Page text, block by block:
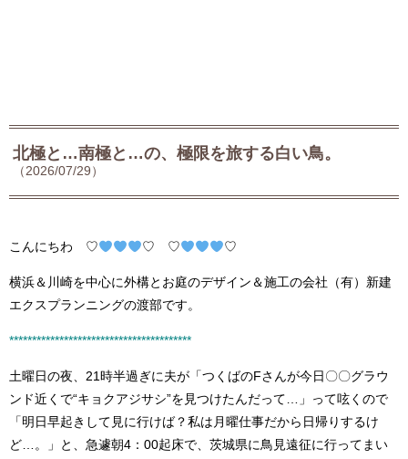
北極と…南極と…の、極限を旅する白い鳥。
（2026/07/29）
こんにちわ ♡ ♡ ♡ ♡
横浜＆川崎を中心に外構とお庭のデザイン＆施工の会社（有）新建
エクスプランニングの渡部です。
****************************************
土曜日の夜、21時半過ぎに夫が「つくばのFさんが今日〇〇グラウ
ンド近くで“キョクアジサシ”を見つけたんだって…」って呟くので
「明日早起きして見に行けば？私は月曜仕事だから日帰りするけ
ど…。」と、急遽朝4：00起床で、茨城県に鳥見遠征に行ってまい